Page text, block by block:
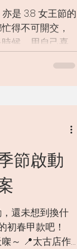
是 3.8 女王節的
得不可開交，
候，用自己喜
節啟動
還未想到換什
初春甲款吧！
～ 📍太古店作